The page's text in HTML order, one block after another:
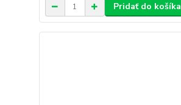
Pridať do košíka